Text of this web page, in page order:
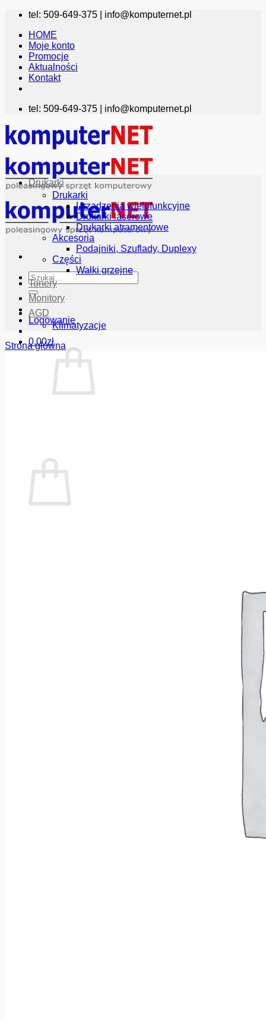
Przewiń
zawartości
tel: 509-649-375 | info@komputernet.pl
HOME
Moje konto
Promocje
Aktualności
Kontakt
tel: 509-649-375 | info@komputernet.pl
Szukaj:
Logowanie
0.00zł
Drukarki
Drukarki
Urządzenia wielofunkcyjne
Drukarki laserowe
Drukarki atramentowe
Akcesoria
Podajniki, Szuflady, Duplexy
Części
Wałki grzejne
Tonery
Monitory
AGD
Klimatyzacje
Strona główna